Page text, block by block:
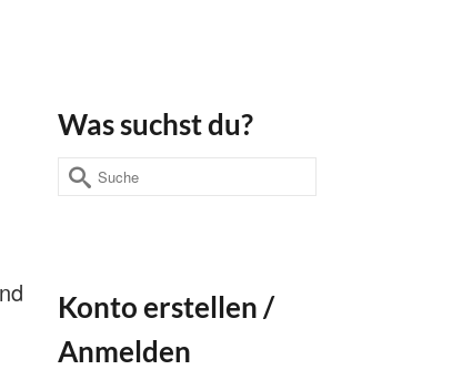
Was suchst du?
Suche
nach:
Konto erstellen /
Anmelden